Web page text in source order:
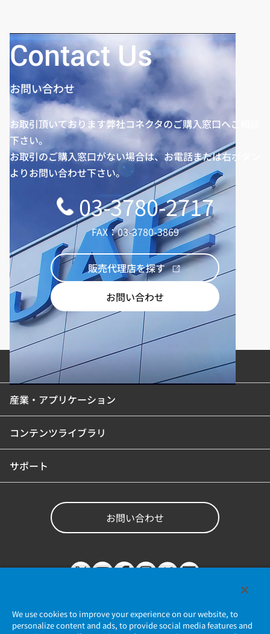
Contact Us
お問い合わせ
お取引頂いております弊社コネクタのご購入窓口へご相談
下さい。
お取引のご購入窓口がない場合は、お電話または右ボタン
よりお問い合わせ下さい。
03-3780-2717
FAX：03-3780-3869
販売代理店を探す
お問い合わせ
製品カテゴリ
産業・アプリケーション
コンテンツライブラリ
サポート
お問い合わせ
We use cookies to improve your experience on our website, to
personalize content and ads, to provide social media features and